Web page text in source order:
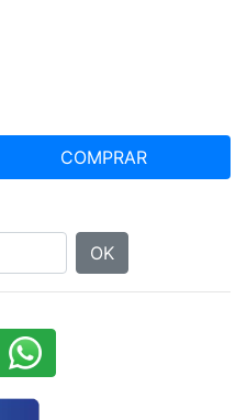
COMPRAR
OK